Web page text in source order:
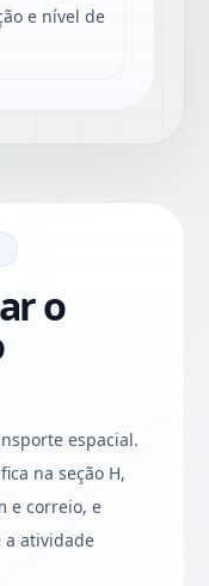
e nível de
o
espacial.
na seção H,
e correio, e
a atividade